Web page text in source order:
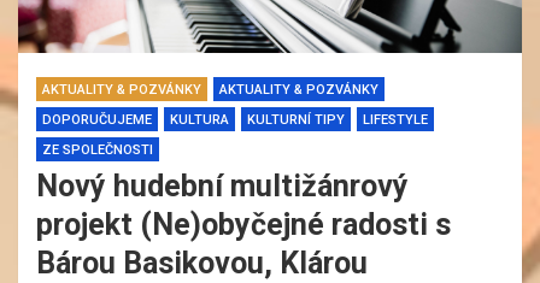
AKTUALITY & POZVÁNKY
AKTUALITY & POZVÁNKY
DOPORUČUJEME
KULTURA KULTURNÍ TIPY
LIFESTYLE
ZE SPOLEČNOSTI
Nový hudební multižánrový
projekt (Ne)obyčejné radosti s
Bárou Basikovou, Klárou